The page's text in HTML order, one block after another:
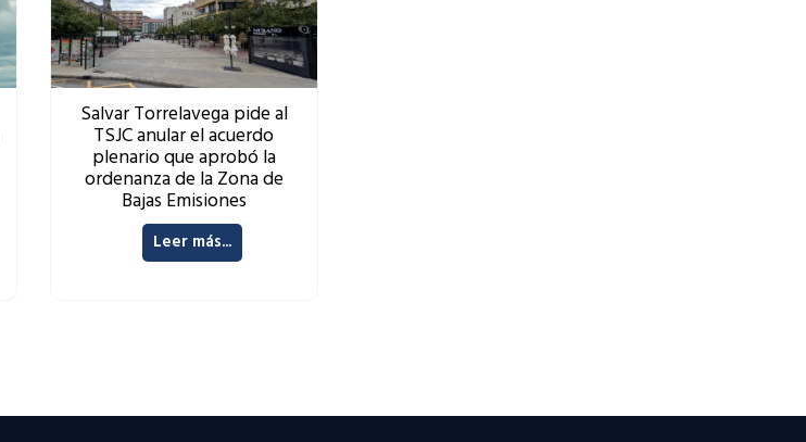
Salvar Torrelavega pide al
TSJC anular el acuerdo
plenario que aprobó la
ordenanza de la Zona de
Bajas Emisiones
Leer más...